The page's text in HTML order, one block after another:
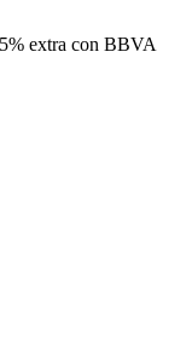
extra con BBVA